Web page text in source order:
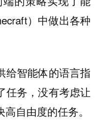
）中做出各种
给智能体的语言指
任务，没有考虑让
自由度的任务。